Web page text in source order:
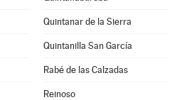
Quintanar de la Sierra
Quintanilla San García
Rabé de las Calzadas
Reinoso